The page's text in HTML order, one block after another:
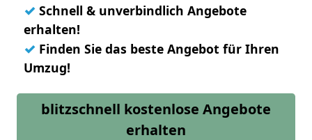
✓ Schnell & unverbindlich Angebote
erhalten!
✓ Finden Sie das beste Angebot für Ihren
Umzug!
blitzschnell kostenlose Angebote
erhalten